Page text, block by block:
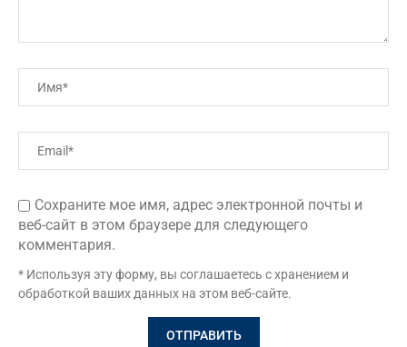
Сохраните мое имя, адрес электронной почты и
веб-сайт в этом браузере для следующего
комментария.
* Используя эту форму, вы соглашаетесь с хранением и
обработкой ваших данных на этом веб-сайте.